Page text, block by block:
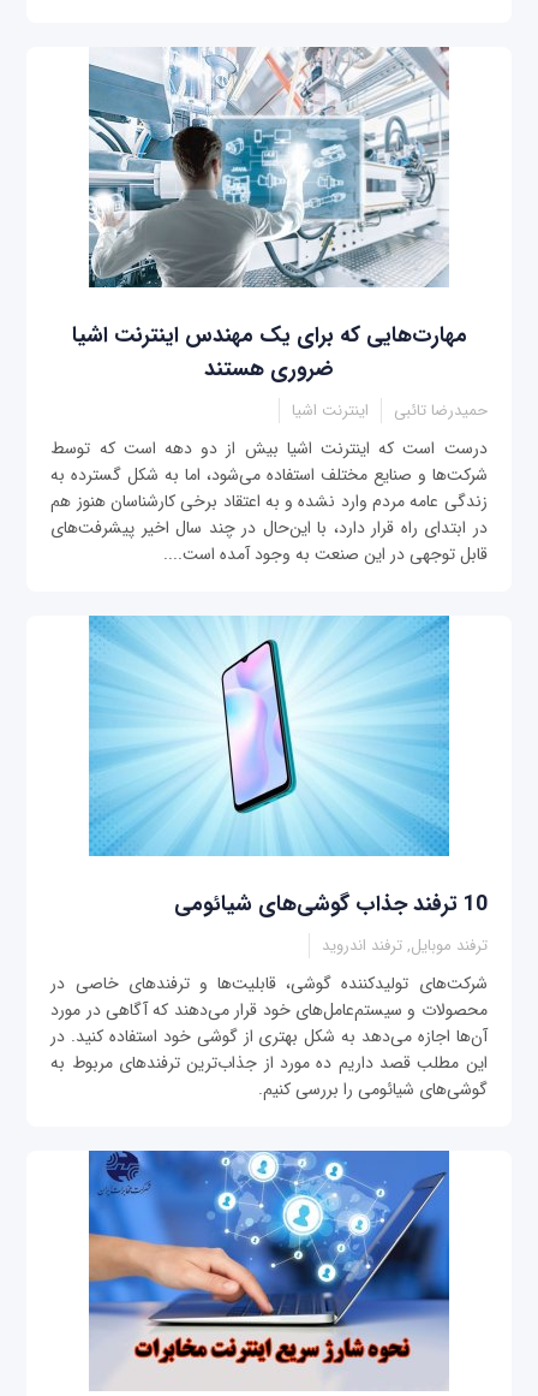
مهارت‌هایی که برای یک مهندس اینترنت اشیا
ضروری هستند
حمیدرضا تائبی اینترنت اشیا
درست است که اینترنت اشیا بیش از دو دهه است که توسط
شرکت‌ها و صنایع مختلف استفاده می‌شود، اما به شکل گسترده به
زندگی عامه مردم وارد نشده و به اعتقاد برخی کارشناسان هنوز هم
در ابتدای راه قرار دارد، با این‌حال در چند سال اخیر پیشرفت‌های
قابل توجهی‌ در این صنعت به وجود آمده است....
10 ترفند جذاب گوشی‌های شیائومی
ترفند موبایل, ترفند اندروید
شرکت‌های تولیدکننده گوشی، قابلیت‌ها و ترفندهای خاصی در
محصولات و سیستم‌عامل‌های خود قرار می‌دهند که آگاهی در مورد
آن‌ها اجازه می‌دهد به شکل بهتری از گوشی خود استفاده کنید. در
این مطلب قصد داریم ده مورد از جذاب‌ترین ترفندهای مربوط به
گوشی‌های شیائومی را بررسی کنیم.